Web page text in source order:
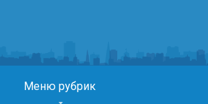
Меню рубрик